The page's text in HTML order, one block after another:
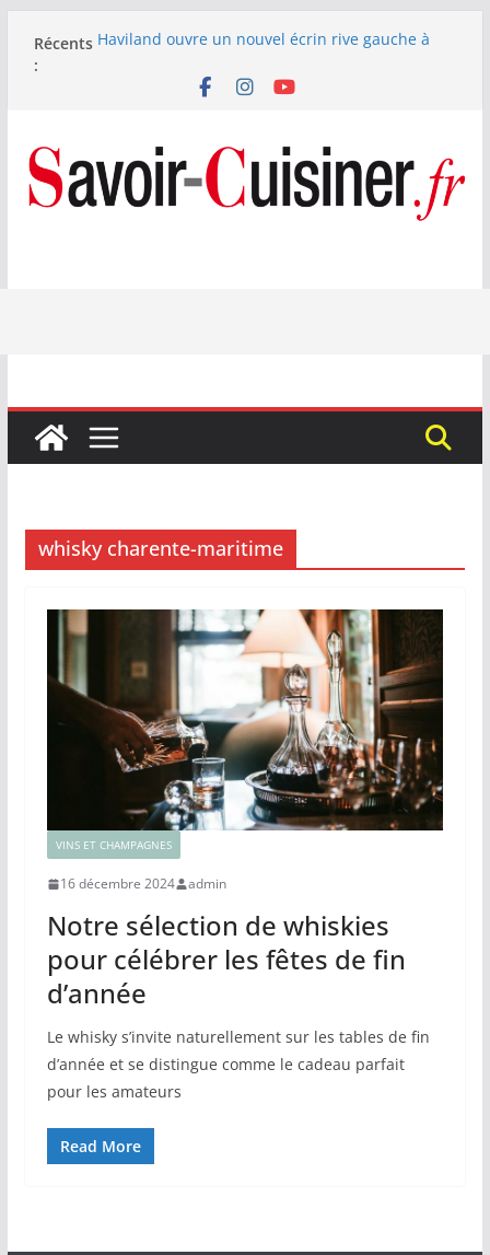
Récents
:
Haviland ouvre un nouvel écrin rive gauche à
Nous avons testé le four à pizza électrique
Little Ice 700 W
Fête des Pères : le digestif se fait gourmand avec
Laphroaig et Arnaud Larher
Catawiki met aux enchères un whisky japonais
whisky charente-maritime
VINS ET CHAMPAGNES
16 décembre 2024 admin
Notre sélection de whiskies
pour célébrer les fêtes de fin
d’année
Le whisky s’invite naturellement sur les tables de fin
d’année et se distingue comme le cadeau parfait
pour les amateurs
Read More